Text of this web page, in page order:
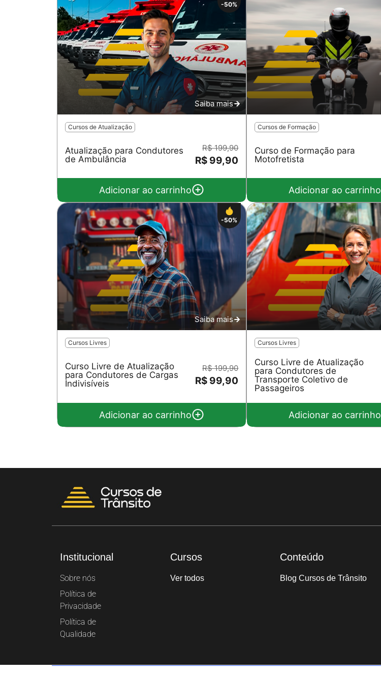
-50%
Saiba mais
Cursos de Atualização
Atualização para Condutores
de Ambulância
R$ 199,90
R$ 99,90
Adicionar ao carrinho
Cursos de Formação
Curso de Formação para
Motofretista
Adicionar ao carrinho
-50%
Saiba mais
Cursos Livres
Curso Livre de Atualização
para Condutores de Cargas
Indivisíveis
R$ 199,90
R$ 99,90
Adicionar ao carrinho
Cursos Livres
Curso Livre de Atualização
para Condutores de
Transporte Coletivo de
Passageiros
Adicionar ao carrinho
Institucional
Sobre nós
Política de
Privacidade
Política de
Qualidade
Cursos
Ver todos
Conteúdo
Blog Cursos de Trânsito